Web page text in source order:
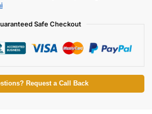
Safe Checkout
Request a Call Back